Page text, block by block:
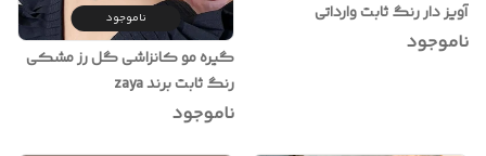
آویز دار رنگ ثابت وارداتی
ناموجود
ناموجود
گیره مو کانزاشی گل رز مشکی
رنگ ثابت برند zaya
ناموجود